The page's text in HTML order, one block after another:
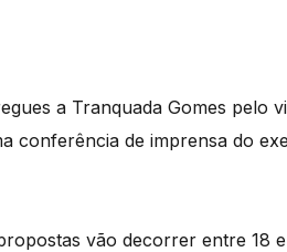
a Tranquada Gomes pelo
conferência de imprensa do
vão decorrer entre 18